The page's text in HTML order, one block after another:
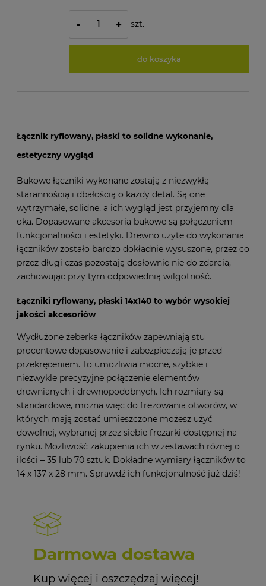
- + szt.
do koszyka
Łącznik ryflowany, płaski to solidne wykonanie,
estetyczny wygląd
Bukowe łączniki wykonane zostają z niezwykłą
starannością i dbałością o każdy detal. Są one
wytrzymałe, solidne, a ich wygląd jest przyjemny dla
oka. Dopasowane akcesoria bukowe są połączeniem
funkcjonalności i estetyki. Drewno użyte do wykonania
łączników zostało bardzo dokładnie wysuszone, przez co
przez długi czas pozostają dosłownie nie do zdarcia,
zachowując przy tym odpowiednią wilgotność.
Łączniki ryflowany, płaski 14x140 to wybór wysokiej
jakości akcesoriów
Wydłużone żeberka łączników zapewniają stu
procentowe dopasowanie i zabezpieczają je przed
przekręceniem. To umożliwia mocne, szybkie i
niezwykle precyzyjne połączenie elementów
drewnianych i drewnopodobnych. Ich rozmiary są
standardowe, można więc do frezowania otworów, w
których mają zostać umieszczone możesz użyć
dowolnej, wybranej przez siebie frezarki dostępnej na
rynku. Możliwość zakupienia ich w zestawach różnej o
ilości – 35 lub 70 sztuk. Dokładne wymiary łączników to
14 x 137 x 28 mm. Sprawdź ich funkcjonalność już dziś!
Darmowa dostawa
Kup więcej i oszczędzaj więcej!